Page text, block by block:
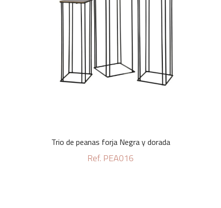
Trio de peanas forja Negra y dorada
Ref. PEA016